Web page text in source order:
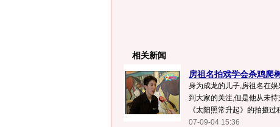
相关新闻
房祖名拍戏学会杀鸡爬
身为成龙的儿子,房祖名在
到大家的关注,但是他从未
《太阳照常升起》的拍摄过
07-09-04 15:36